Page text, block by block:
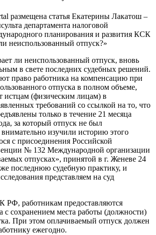
размещена статья Екатерины Лакатош –
департамента налоговой
планирования и развития КСК
неиспользованный отпуск?»
ли неиспользованный отпуск, вновь
в свете последних судебных решений.
право работника на компенсацию при
отпуска в полном объеме,
истцам (физическим лицам) в
требований со ссылкой на то, что
только в течение 21 месяца
за который отпуск не был
изучили историю этого
с присоединения Российской
№ 132 Международной организации
отпусках», принятой в г. Женеве 24
последнюю судебную практику, и
представляем на суд
РФ, работникам предоставляются
с сохранением места работы (должности)
При этом оплачиваемый отпуск должен
ежегодно.